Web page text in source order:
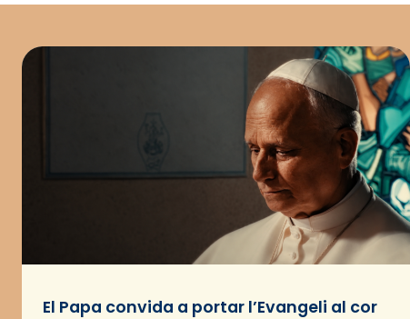
El Papa convida a portar l’Evangeli al cor